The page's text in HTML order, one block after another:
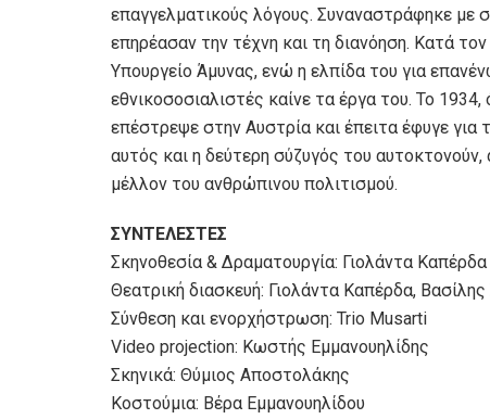
επαγγελματικούς λόγους. Συναναστράφηκε με
επηρέασαν την τέχνη και τη διανόηση. Κατά
Υπουργείο Άμυνας, ενώ η ελπίδα του για
εθνικοσοσιαλιστές καίνε τα έργα του. Το
επέστρεψε στην Αυστρία και έπειτα έφυγε για
αυτός και η δεύτερη σύζυγός του
μέλλον του ανθρώπινου πολιτισμού.
ΣΥΝΤΕΛΕΣΤΕΣ
Σκηνοθεσία & Δραματουργία: Γιολάντα Καπέρδα
Θεατρική διασκευή: Γιολάντα Καπέρδα, Βασίλης
Σύνθεση και ενορχήστρωση: Trio Musarti
Video projection: Κωστής Εμμανουηλίδης
Σκηνικά: Θύμιος Αποστολάκης
Κοστούμια: Βέρα Εμμανουηλίδου